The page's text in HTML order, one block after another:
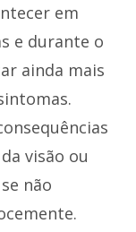
em
e durante o
ainda mais
visão ou
não